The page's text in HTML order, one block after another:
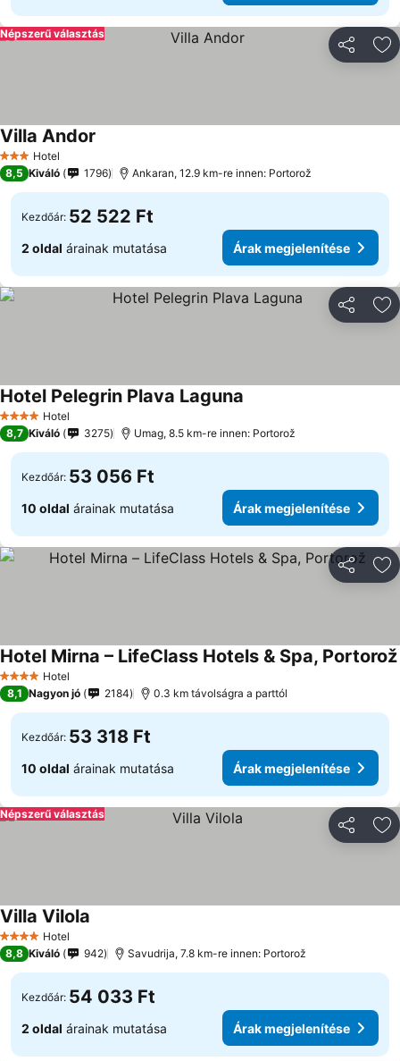
Népszerű választás
3 Kategória
Hotel
Villa Andor
8,5 Kiváló 1796 Ankaran, 12.9 km-re innen: Portorož
Kezdőár: 52 522 Ft
2 oldal árainak mutatása Árak megjelenítése
4 KategóriaHotel
Hotel Pelegrin Plava Laguna
8,7 Kiváló 3275 Umag, 8.5 km-re innen: Portorož
Kezdőár: 53 056 Ft
10 oldal árainak mutatása Árak megjelenítése
4 KategóriaHotel
Hotel Mirna – LifeClass Hotels & Spa, Portorož
8,1 Nagyon jó 2184 0.3 km távolságra a parttól
Kezdőár: 53 318 Ft
10 oldal árainak mutatása Árak megjelenítése
Népszerű választás
4 KategóriaHotel
Villa Vilola
8,8 Kiváló 942 Savudrija, 7.8 km-re innen: Portorož
Kezdőár: 54 033 Ft
2 oldal árainak mutatása Árak megjelenítése